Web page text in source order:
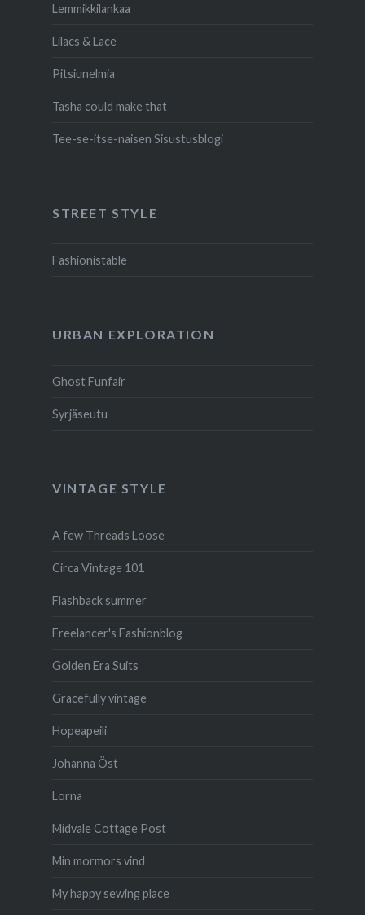
Lemmikkilankaa
Lilacs & Lace
Pitsiunelmia
Tasha could make that
Tee-se-itse-naisen Sisustusblogi
STREET STYLE
Fashionistable
URBAN EXPLORATION
Ghost Funfair
Syrjäseutu
VINTAGE STYLE
A few Threads Loose
Circa Vintage 101
Flashback summer
Freelancer's Fashionblog
Golden Era Suits
Gracefully vintage
Hopeapeili
Johanna Öst
Lorna
Midvale Cottage Post
Min mormors vind
My happy sewing place